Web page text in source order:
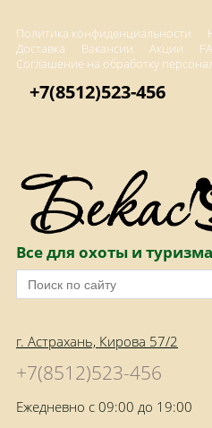
Политика конфиденциальности
Доставка
Вакансии Акции
Соглашение на обработку
+7(8512)523-456
Все для охоты и
г. Астрахань, Кирова 57/2
+7(8512)523-456
Ежедневно с 09:00 до 19:00